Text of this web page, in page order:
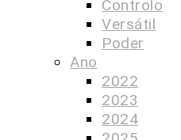
Controlo
Versátil
Poder
Ano
2022
2023
2024